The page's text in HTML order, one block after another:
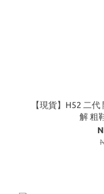
【現貨】H52 二
解 粗